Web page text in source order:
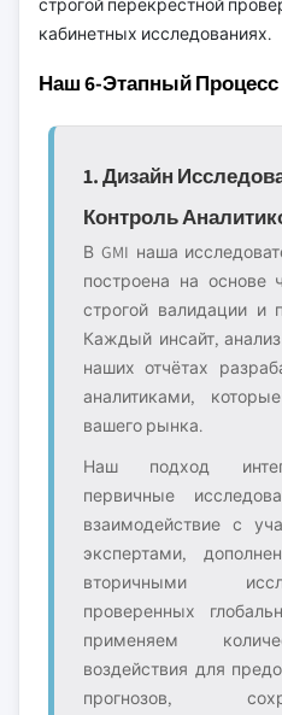
строгой перекрёстной
кабинетных исследованиях.
Наш 6-Этапный
1. Дизайн
Контроль
В GMI наша
построена на основе
строгой валидации и
Каждый инсайт,
наших отчётах
аналитиками,
вашего рынка.
Наш подход
первичные
взаимодействие с
экспертами,
вторичными
проверенных
применяем
воздействия для
прогнозов,